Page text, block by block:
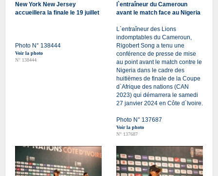
New York New Jersey
accueillera la finale le 19 juillet
Photo N° 138444
Voir la photo
N° 138444
l`entraîneur du Cameroun
avant le match face au Nigeria
L`entraîneur des Lions
indomptables du Cameroun,
Rigobert Song a tenu une
conférence de presse de mise
au point avant le match contre le
Nigeria dans le cadre des
huitièmes de finale de la Coupe
d`Afrique des nations (CAN
2023) qui démarrera le samedi
27 janvier 2024 en Côte d`Ivoire.
Photo N° 137687
Voir la photo
N° 137687